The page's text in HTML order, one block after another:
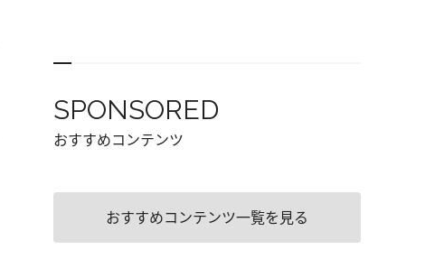
SPONSORED
おすすめコンテンツ
おすすめコンテンツ一覧を見る